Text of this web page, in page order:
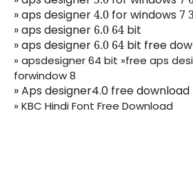
» aps designer4.0 for windows 7
» aps designer 6.0 64 bit
» aps designer 6.0 64 bit free
» apsdesigner 64 bit »free aps
forwindow 8
» Aps designer4.0 free download
» KBC Hindi Font Free Download